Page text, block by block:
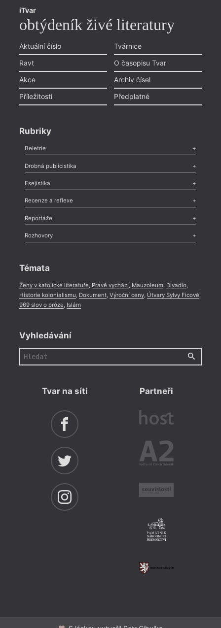
iTvar
obtýdeník živé literatury
Aktuální číslo
Ravt
Akce
Příležitosti
Tvárnice
O časopisu Tvar
Archiv čísel
Předplatné
Rubriky
Beletrie
Poezie,Próza,Dokumenty
Drobná publicistika
Odlesk
Nekrolog,Glosa,Sloupek,Pozvánka,Literární soutěž,
Esejistika
Esej ,Pádlo,Úvaha
Recenze a reflexe
Recenze
Méně slov o próze,Celá rubrika
Reportáže
Literární zítřky
Celá rubrika
Rozhovory
Témata
Ženy v katolické literatuře, Právě vychází, Mauzoleum, Divadlo,
Historie kolonialismu, Dokument, Výroční ceny, Útvary Sylvy Ficové,
969 slov o próze, Islám
Vyhledávání
Tvar na síti Partneři